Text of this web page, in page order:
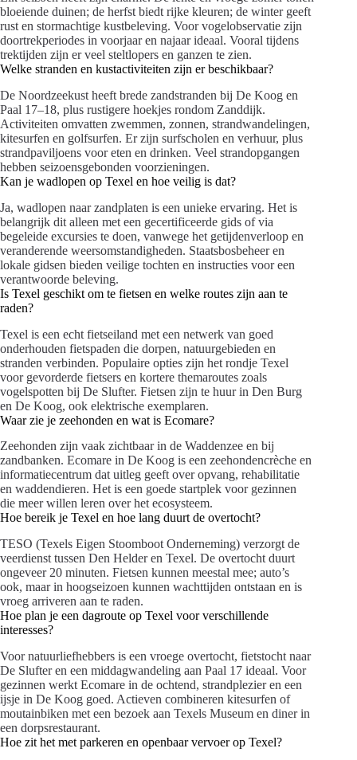
bloeiende duinen; de herfst biedt rijke kleuren; de winter geeft
rust en stormachtige kustbeleving. Voor vogelobservatie zijn
doortrekperiodes in voorjaar en najaar ideaal. Vooral tijdens
trektijden zijn er veel steltlopers en ganzen te zien.
Welke stranden en kustactiviteiten zijn er beschikbaar?
De Noordzeekust heeft brede zandstranden bij De Koog en
Paal 17–18, plus rustigere hoekjes rondom Zanddijk.
Activiteiten omvatten zwemmen, zonnen, strandwandelingen,
kitesurfen en golfsurfen. Er zijn surfscholen en verhuur, plus
strandpaviljoens voor eten en drinken. Veel strandopgangen
hebben seizoensgebonden voorzieningen.
Kan je wadlopen op Texel en hoe veilig is dat?
Ja, wadlopen naar zandplaten is een unieke ervaring. Het is
belangrijk dit alleen met een gecertificeerde gids of via
begeleide excursies te doen, vanwege het getijdenverloop en
veranderende weersomstandigheden. Staatsbosbeheer en
lokale gidsen bieden veilige tochten en instructies voor een
verantwoorde beleving.
Is Texel geschikt om te fietsen en welke routes zijn aan te
raden?
Texel is een echt fietseiland met een netwerk van goed
onderhouden fietspaden die dorpen, natuurgebieden en
stranden verbinden. Populaire opties zijn het rondje Texel
voor gevorderde fietsers en kortere themaroutes zoals
vogelspotten bij De Slufter. Fietsen zijn te huur in Den Burg
en De Koog, ook elektrische exemplaren.
Waar zie je zeehonden en wat is Ecomare?
Zeehonden zijn vaak zichtbaar in de Waddenzee en bij
zandbanken. Ecomare in De Koog is een zeehondencrèche en
informatiecentrum dat uitleg geeft over opvang, rehabilitatie
en waddendieren. Het is een goede startplek voor gezinnen
die meer willen leren over het ecosysteem.
Hoe bereik je Texel en hoe lang duurt de overtocht?
TESO (Texels Eigen Stoomboot Onderneming) verzorgt de
veerdienst tussen Den Helder en Texel. De overtocht duurt
ongeveer 20 minuten. Fietsen kunnen meestal mee; auto’s
ook, maar in hoogseizoen kunnen wachttijden ontstaan en is
vroeg arriveren aan te raden.
Hoe plan je een dagroute op Texel voor verschillende
interesses?
Voor natuurliefhebbers is een vroege overtocht, fietstocht naar
De Slufter en een middagwandeling aan Paal 17 ideaal. Voor
gezinnen werkt Ecomare in de ochtend, strandplezier en een
ijsje in De Koog goed. Actieven combineren kitesurfen of
moutainbiken met een bezoek aan Texels Museum en diner in
een dorpsrestaurant.
Hoe zit het met parkeren en openbaar vervoer op Texel?